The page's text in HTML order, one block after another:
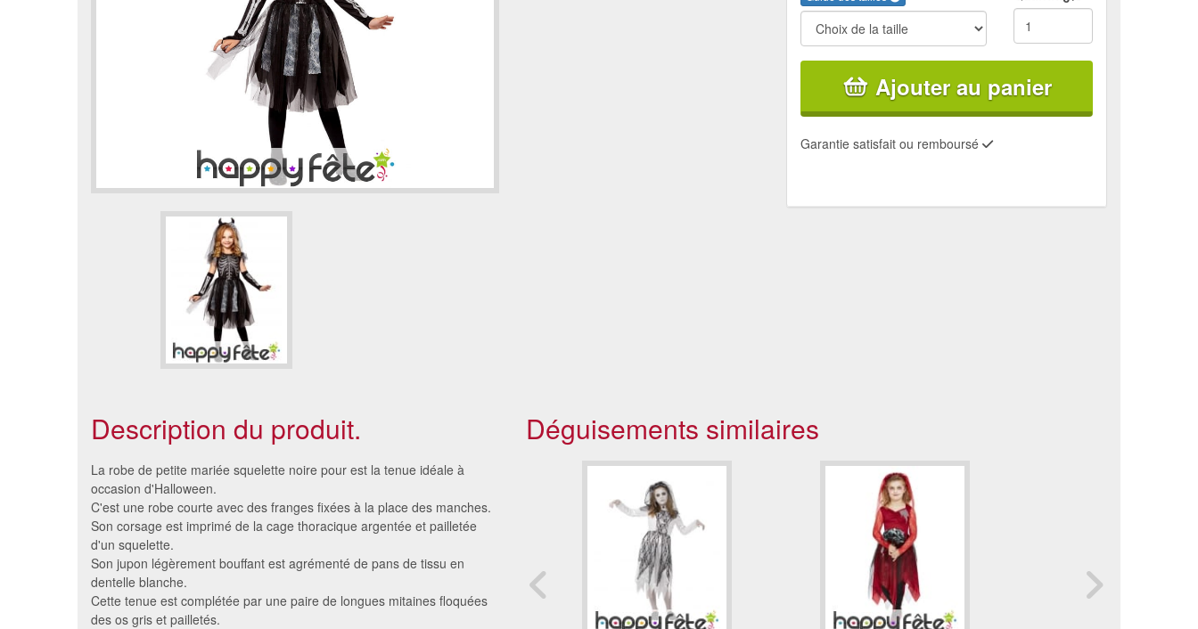
Ajouter au panier
Garantie satisfait ou remboursé
Description du produit.
La robe de petite mariée squelette noire pour est la tenue idéale à
occasion d'Halloween.
C'est une robe courte avec des franges fixées à la place des manches.
Son corsage est imprimé de la cage thoracique argentée et pailletée
d'un squelette.
Son jupon légèrement bouffant est agrémenté de pans de tissu en
dentelle blanche.
Cette tenue est complétée par une paire de longues mitaines floquées
des os gris et pailletés.
Déguisements similaires